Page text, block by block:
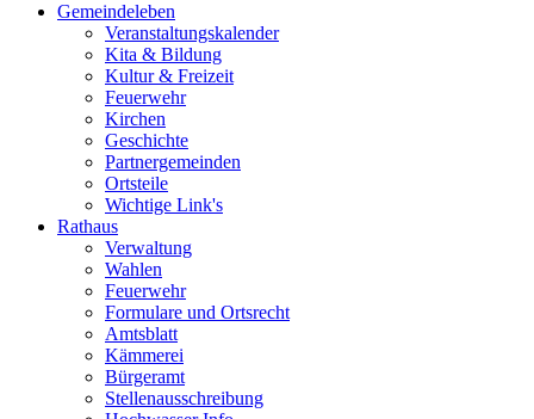
Gemeindeleben
Veranstaltungskalender
Kita & Bildung
Kultur & Freizeit
Feuerwehr
Kirchen
Geschichte
Partnergemeinden
Ortsteile
Wichtige Link's
Rathaus
Verwaltung
Wahlen
Feuerwehr
Formulare und Ortsrecht
Amtsblatt
Kämmerei
Bürgeramt
Stellenausschreibung